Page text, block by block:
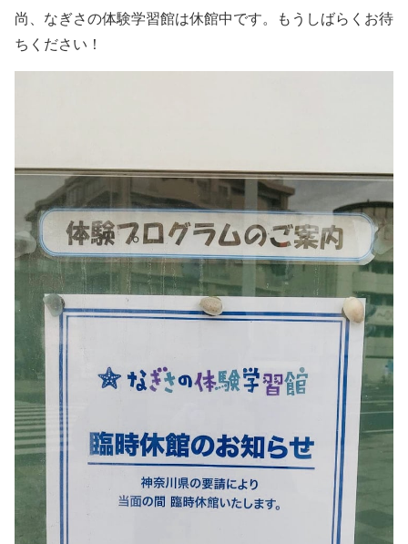
尚、なぎさの体験学習館は休館中です。もうしばらくお待
ちください！